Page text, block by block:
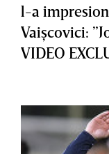
l-a
Vaişcovici:
VIDEO